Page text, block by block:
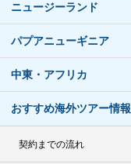
ニュージーランド
パプアニューギニア
中東・アフリカ
おすすめ海外ツアー情報
契約までの流れ